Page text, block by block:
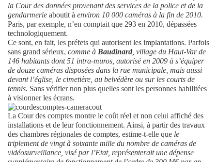
la Cour des données provenant des services de la police et de la
gendarmerie aboutit à environ 10 000 caméras à la fin de 2010.
Paris, par exemple, n’en comptait que 293 en 2010, dépassées
technologiquement.
Ce sont, en fait, les préfets qui autorisent les implantations. Parfois
sans grand sérieux, comme à Baudinard , village du Haut-Var de
146 habitants dont 51 intra-muros, autorisé en 2009 à s’équiper
de douze caméras disposées dans la rue municipale, mais aussi
devant l’église, le cimetière, au belvédère ou sur les courts de
tennis. Sans vérifier non plus quelles sont les personnes habilitées
à visionner les écrans.
La Cour des comptes montre le coût réel et non celui affiché des
installations et de leur fonctionnement. Ainsi, à partir des travaux
des chambres régionales de comptes, estime-t-elle que le
triplement de vingt à soixante mille du nombre de caméras de
vidéosurveillance, visé par l’Etat, représenterait une dépense